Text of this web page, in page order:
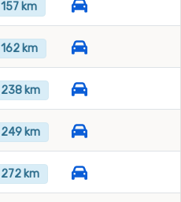
157 km
162 km
238 km
249 km
272 km